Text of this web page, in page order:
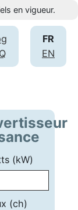
en vigueur.
FR
EN
(kW)
(ch)